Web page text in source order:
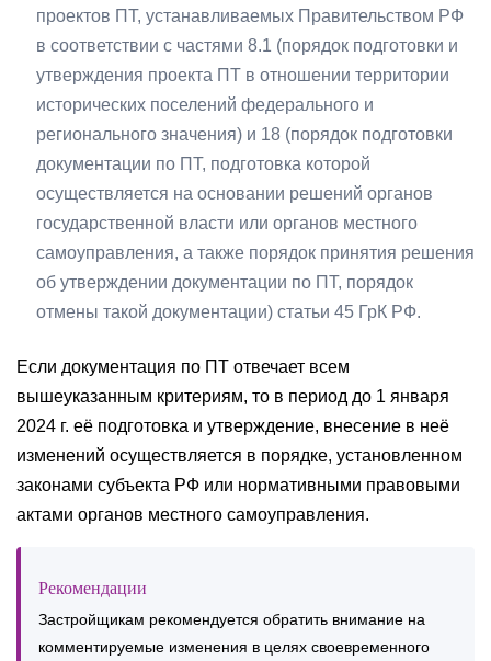
проектов ПТ, устанавливаемых Правительством РФ
в соответствии с частями 8.1 (порядок подготовки и
утверждения проекта ПТ в отношении территории
исторических поселений федерального и
регионального значения) и 18 (порядок подготовки
документации по ПТ, подготовка которой
осуществляется на основании решений органов
государственной власти или органов местного
самоуправления, а также порядок принятия решения
об утверждении документации по ПТ, порядок
отмены такой документации) статьи 45 ГрК РФ.
Если документация по ПТ отвечает всем
вышеуказанным критериям, то в период до 1 января
2024 г. её подготовка и утверждение, внесение в неё
изменений осуществляется в порядке, установленном
законами субъекта РФ или нормативными правовыми
актами органов местного самоуправления.
Рекомендации
Застройщикам рекомендуется обратить внимание на
комментируемые изменения в целях своевременного